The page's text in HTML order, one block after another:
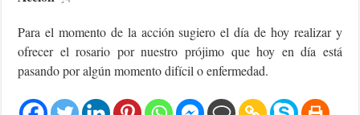
Para el momento de la acción sugiero el día de hoy realizar y
ofrecer el rosario por nuestro prójimo que hoy en día está
pasando por algún momento difícil o enfermedad.